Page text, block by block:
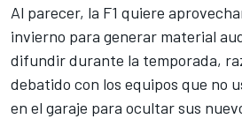
Al parecer, la F1 quiere
invierno para generar material
difundir durante la temporada,
debatido con los equipos que no
en el garaje para ocultar sus